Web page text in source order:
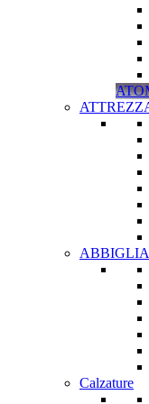
Calzature